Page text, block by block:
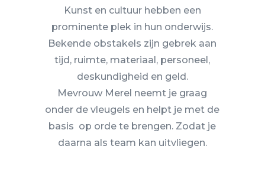
Kunst en cultuur hebben een
prominente plek in hun onderwijs.
Bekende obstakels zijn gebrek aan
tijd, ruimte, materiaal, personeel,
deskundigheid en geld.
Mevrouw Merel neemt je graag
onder de vleugels en helpt je met de
basis op orde te brengen. Zodat je
daarna als team kan uitvliegen.